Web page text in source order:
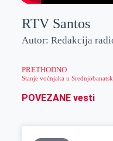
RTV Santos
Autor: Redakcija
PRETHODNO
POVEZANE vesti